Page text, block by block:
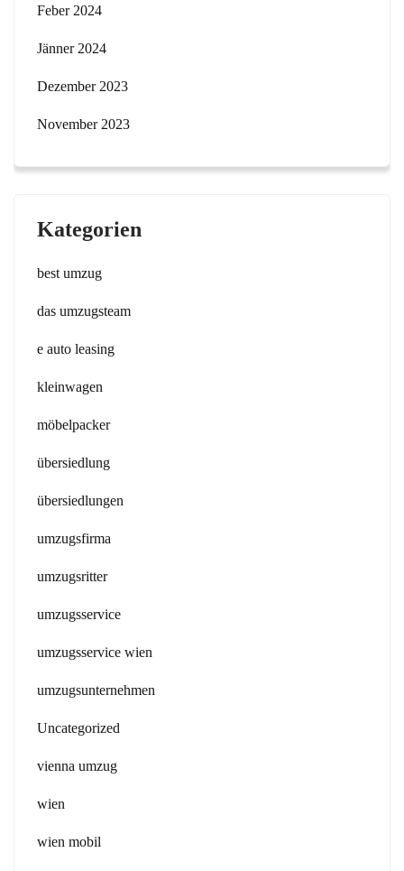
Feber 2024
Jänner 2024
Dezember 2023
November 2023
Kategorien
best umzug
das umzugsteam
e auto leasing
kleinwagen
möbelpacker
übersiedlung
übersiedlungen
umzugsfirma
umzugsritter
umzugsservice
umzugsservice wien
umzugsunternehmen
Uncategorized
vienna umzug
wien
wien mobil